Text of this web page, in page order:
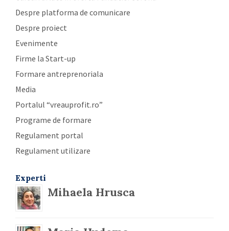
Despre platforma de comunicare
Despre proiect
Evenimente
Firme la Start-up
Formare antreprenoriala
Media
Portalul “vreauprofit.ro”
Programe de formare
Regulament portal
Regulament utilizare
Experti
Mihaela Hrusca